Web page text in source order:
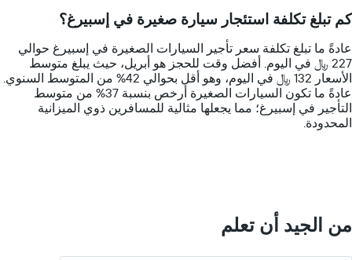
categories.
chart
has
1
Y
axis
displaying
كم تبلغ تكلفة استئجار سيارة صغيرة في إسبيرغ؟
عادةً ما تبلغ تكلفة سعر تأجير السيارات الصغيرة في إسبيرغ حوالي
227 ﷼ في اليوم. أفضل وقت للحجز هو أبريل، حيث يبلغ متوسط
الأسعار 132 ﷼ في اليوم، وهو أقل بحوالي 42% من المتوسط السنوي.
عادةً ما تكون السيارات الصغيرة أرخص بنسبة 37% من متوسط
التأجير في إسبيرغ؛ مما يجعلها مثالية للمسافرين ذوي الميزانية
المحدودة.
من الجيد أن تعلم